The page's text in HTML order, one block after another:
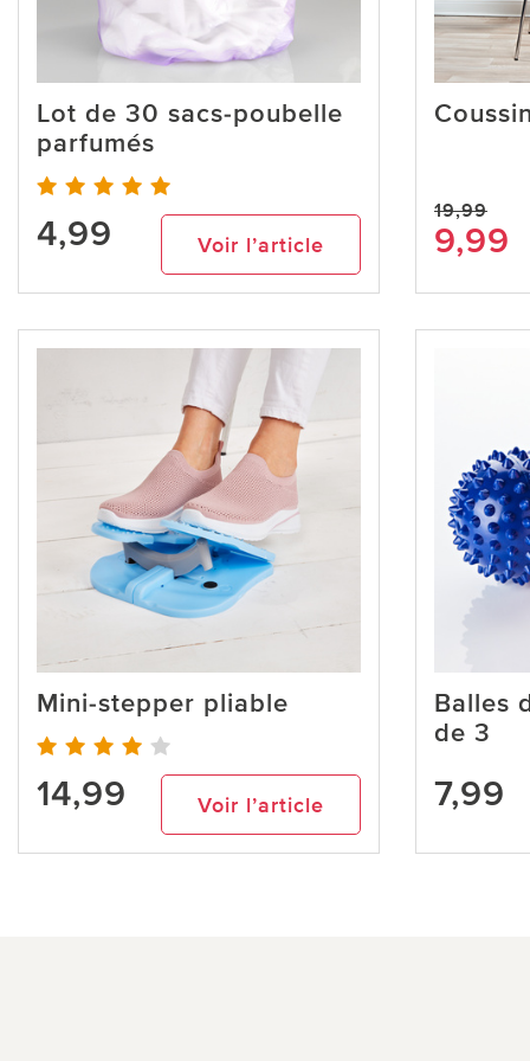
Lot de 30 sacs-poubelle
parfumés
4,99 Voir l’article
19,99
9,99
Mini-stepper pliable
14,99 Voir l’article
Balles
de 3
7,99